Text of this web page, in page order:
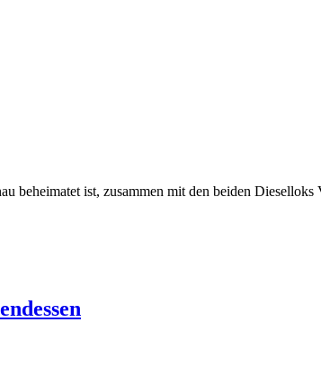
ist, zusammen mit den beiden